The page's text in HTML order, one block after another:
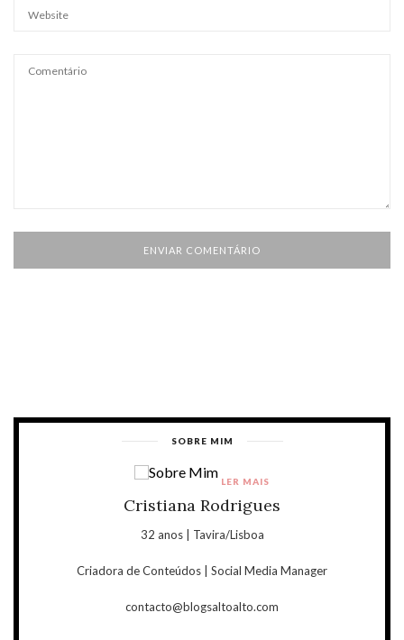
SOBRE MIM
Cristiana Rodrigues
32 anos | Tavira/Lisboa
Criadora de Conteúdos | Social Media Manager
contacto@blogsaltoalto.com
LER MAIS